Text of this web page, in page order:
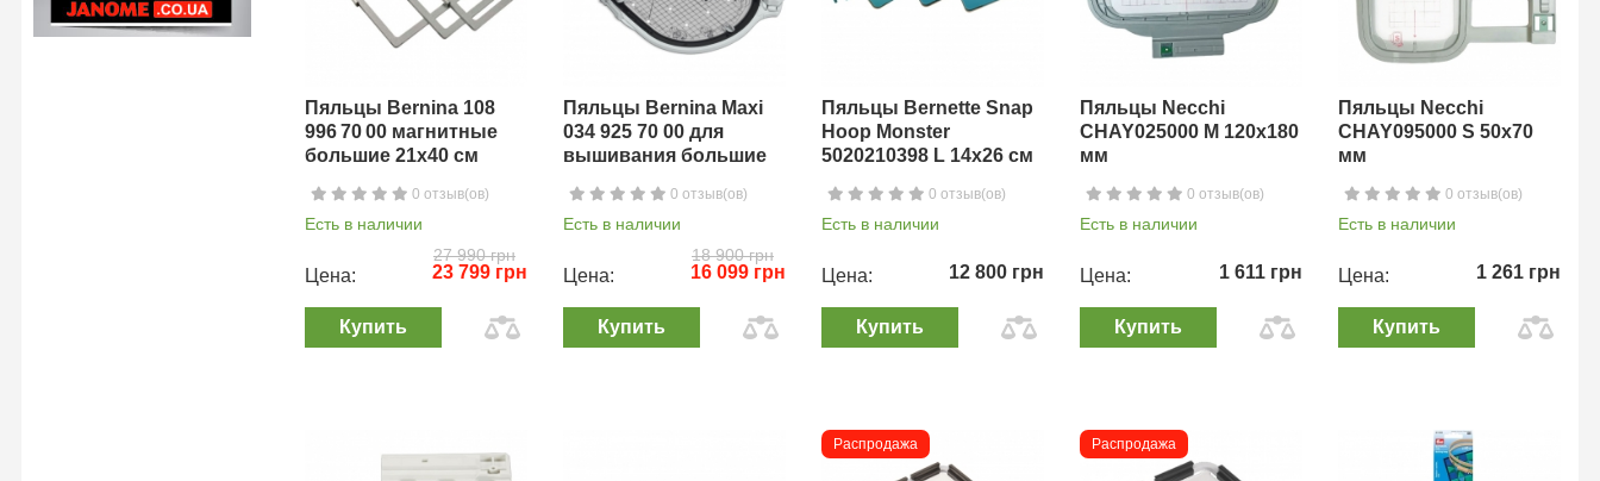
Пяльцы Bernina 108
996 70 00 магнитные
большие 21х40 см
0 отзыв(ов)
Есть в наличии
27 990 грн
Цена: 23 799 грн
Купить
Пяльцы Bernina Maxi
034 925 70 00 для
вышивания большие
0 отзыв(ов)
Есть в наличии
18 900 грн
Цена: 16 099 грн
Купить
Пяльцы Bernette Snap
Hoop Monster
5020210398 L 14х26 см
0 отзыв(ов)
Есть в наличии
Цена: 12 800 грн
Купить
Пяльцы Necchi
CHAY025000 M 120х180
мм
0 отзыв(ов)
Есть в наличии
Цена: 1 611 грн
Купить
Пяльцы Necchi
CHAY095000 S 50х70
мм
0 отзыв(ов)
Есть в наличии
Цена: 1 261 грн
Купить
Распродажа Распродажа